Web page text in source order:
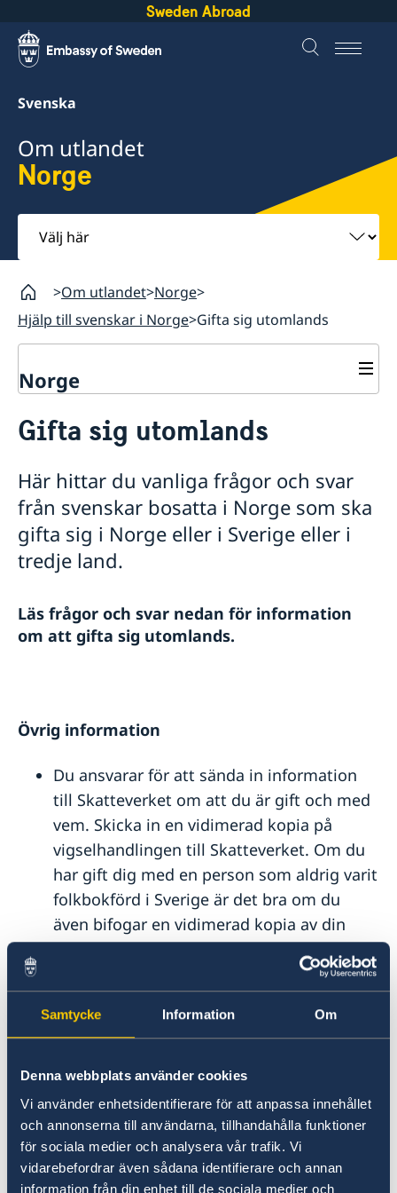
Samtycke Information Om
Denna webbplats använder cookies
Vi använder enhetsidentifierare för att anpassa innehållet
och annonserna till användarna, tillhandahålla funktioner
för sociala medier och analysera vår trafik. Vi
vidarebefordrar även sådana identifierare och annan
information från din enhet till de sociala medier och
Sweden Abroad
Svenska
Om utlandet
Norge
Välj
här
Om utlandet Norge
Hjälp till svenskar i Norge Gifta sig utomlands
Norge
Hjälp till svenskar i Norge
Akut hjälp
Vad kan ambassaden göra
Larmcentraler
Pass utomlands
Samordningsnummer
Provisoriskt pass
Förlust av pass
Hjälp kring medborgarskap
Om svenskt medborgarskap
Anmälan om svenskt medborgarskap för barn med
svensk far, fött utom äktenskapet och utanför
Sverige före den 1 april 2015
Gifta sig utomlands
Pension och levnadsintyg
Körkort
Aktuella händelser
Allmänna säkerhetsläget
Terrorism
Naturförhållanden och katastrofer
Hälso- och sjukvård
Lokala lagar och sedvänjor
Kriminalitet och personlig säkerhet
Trafiksäkerhet
Försäkringsskydd
Övriga upplysningar
Business Sweden
Info Norden
Norsk-Svenska Handelskammaren
Anmäla handelshinder
Aktiviteter
Gifta sig utomlands
Här hittar du vanliga frågor och svar
från svenskar bosatta i Norge som ska
gifta sig i Norge eller i Sverige eller i
tredje land.
Läs frågor och svar nedan för information
om att gifta sig utomlands.
Övrig information
Du ansvarar för att sända in information
till Skatteverket om att du är gift och med
vem. Skicka in en vidimerad kopia på
vigselhandlingen till Skatteverket. Om du
har gift dig med en person som aldrig varit
folkbokförd i Sverige är det bra om du
även bifogar en vidimerad kopia av din
makas eller makes pass.
Byta efternamn som gifta? Läs mer på
Skatteverkets webbplats
där de ger råd
om namnbyte i samband med vigsel
ev. passbyte.
Vanliga frågor - gifta sig utomlands